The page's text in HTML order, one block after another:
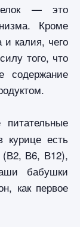
— это
Кроме
калия, чего
того, что
содержание
есть
В6, В12),
бабушки
как первое